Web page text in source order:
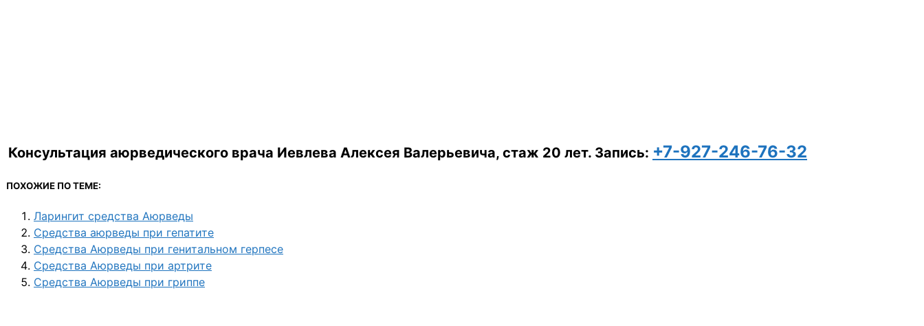
Консультация аюрведического врача Иевлева Алексея Валерьевича, стаж 20 лет. Запись: +7-927-246-76-32
ПОХОЖИЕ ПО ТЕМЕ:
Ларингит средства Аюрведы
Средства аюрведы при гепатите
Средства Аюрведы при генитальном герпесе
Средства Аюрведы при артрите
Средства Аюрведы при гриппе